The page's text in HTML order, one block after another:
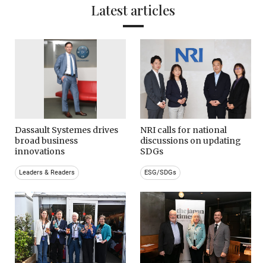
Latest articles
Dassault Systemes drives
broad business
innovations
Leaders & Readers
NRI calls for national
discussions on updating
SDGs
ESG/SDGs